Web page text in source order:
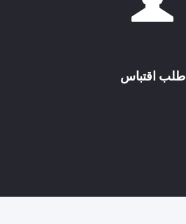
طلب اقتباس